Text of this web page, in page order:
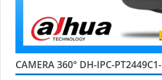
CAMERA 360° DH-IPC-